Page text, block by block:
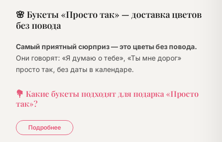
🌸 Букеты «Просто так» — доставка цветов
без повода
Самый приятный сюрприз — это цветы без повода.
Они говорят: «Я думаю о тебе», «Ты мне дорог»
просто так, без даты в календаре.
💐 Какие букеты подходят для подарка «Просто
так»?
Яркие тюльпаны
день
Подробнее